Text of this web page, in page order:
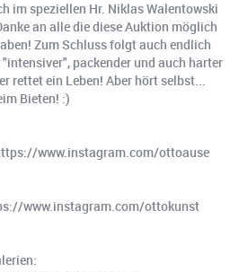
im speziellen Hr. Niklas Walentowski
an alle die diese Auktion möglich
Zum Schluss folgt auch endlich
packender und auch harter
rettet ein Leben! Aber hört selbst...
Bieten! :)
www.instagram.com/ottoause
www.instagram.com/ottokunst